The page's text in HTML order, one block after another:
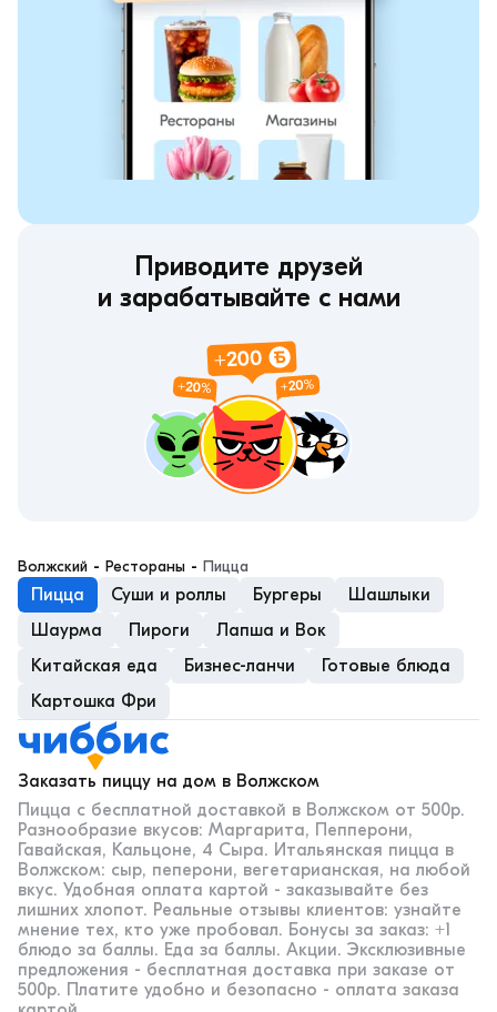
Приводите друзей
и зарабатывайте с нами
волжский - рестораны - Пицца
Пицца Суши и роллы Бургеры
Шашлыки
Шаурма
Пироги
Лапша и Вок
Китайская еда
Бизнес-ланчи
Готовые блюда
Картошка Фри
Заказать пиццу на дом в Волжском
Пицца с бесплатной доставкой в Волжском от 500р.
Разнообразие вкусов: Маргарита, Пепперони,
Гавайская, Кальцоне, 4 Сыра. Итальянская пицца в
Волжском: сыр, пеперони, вегетарианская, на любой
вкус. Удобная оплата картой - заказывайте без
лишних хлопот. Реальные отзывы клиентов: узнайте
мнение тех, кто уже пробовал. Бонусы за заказ: +1
блюдо за баллы. Еда за баллы. Акции. Эксклюзивные
предложения - бесплатная доставка при заказе от
500р. Платите удобно и безопасно - оплата заказа